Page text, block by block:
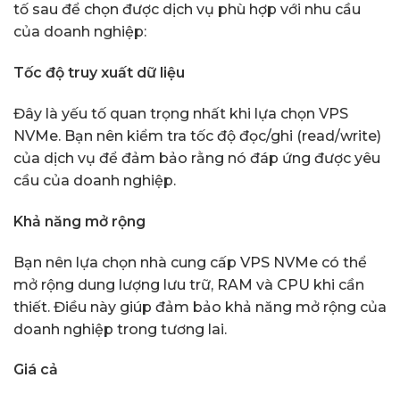
tố sau để chọn được dịch vụ phù hợp với nhu cầu
của doanh nghiệp:
Tốc độ truy xuất dữ liệu
Đây là yếu tố quan trọng nhất khi lựa chọn VPS
NVMe. Bạn nên kiểm tra tốc độ đọc/ghi (read/write)
của dịch vụ để đảm bảo rằng nó đáp ứng được yêu
cầu của doanh nghiệp.
Khả năng mở rộng
Bạn nên lựa chọn nhà cung cấp VPS NVMe có thể
mở rộng dung lượng lưu trữ, RAM và CPU khi cần
thiết. Điều này giúp đảm bảo khả năng mở rộng của
doanh nghiệp trong tương lai.
Giá cả